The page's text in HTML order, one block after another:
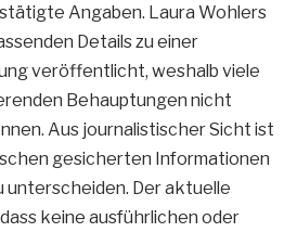
Angaben. Laura Wohlers
Details zu einer
veröffentlicht, weshalb viele
Behauptungen nicht
Aus journalistischer Sicht ist
gesicherten Informationen
unterscheiden. Der aktuelle
keine ausführlichen oder